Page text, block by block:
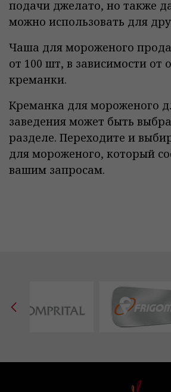
подачи джелато, но также
можно использовать для
Чаша для мороженого
от 100 шт, в зависимости от
креманки.
Креманка для мороженого
заведения может быть
разделе. Переходите и
для мороженого, который
вашим запросам.